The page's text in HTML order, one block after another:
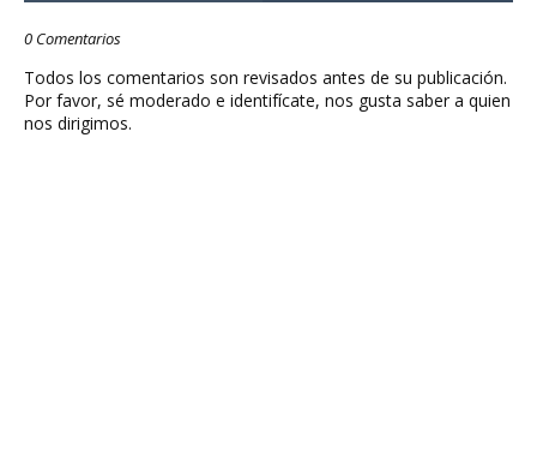
0 Comentarios
Todos los comentarios son revisados antes de su publicación.
Por favor, sé moderado e identifícate, nos gusta saber a quien
nos dirigimos.